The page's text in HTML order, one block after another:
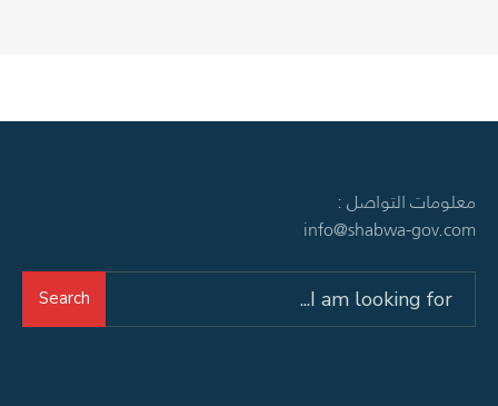
معلومات التواصل :
info@shabwa-gov.com
Search